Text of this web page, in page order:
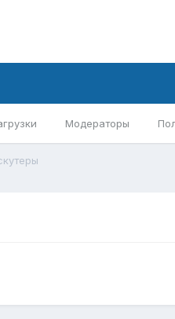
Модераторы